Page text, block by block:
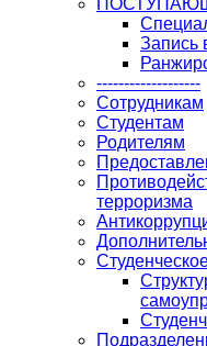
Запись
-------------------
Сотрудникам
Студентам
Родителям
терроризма